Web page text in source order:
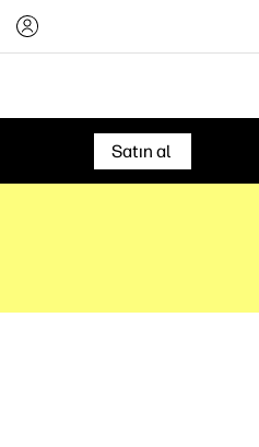
Satın al